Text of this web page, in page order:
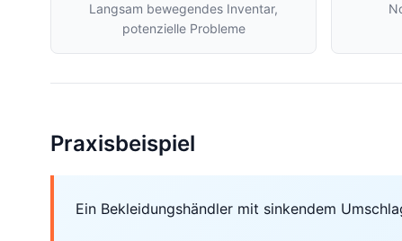
Langsam bewegendes Inventar,
potenzielle Probleme
Praxisbeispiel
Ein Bekleidungshändler mit sinkendem